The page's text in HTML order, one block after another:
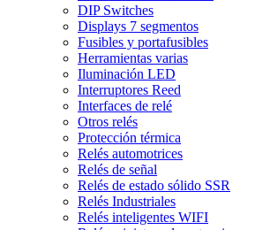
DIP Switches
Displays 7 segmentos
Fusibles y portafusibles
Herramientas varias
Iluminación LED
Interruptores Reed
Interfaces de relé
Otros relés
Protección térmica
Relés automotrices
Relés de señal
Relés de estado sólido SSR
Relés Industriales
Relés inteligentes WIFI